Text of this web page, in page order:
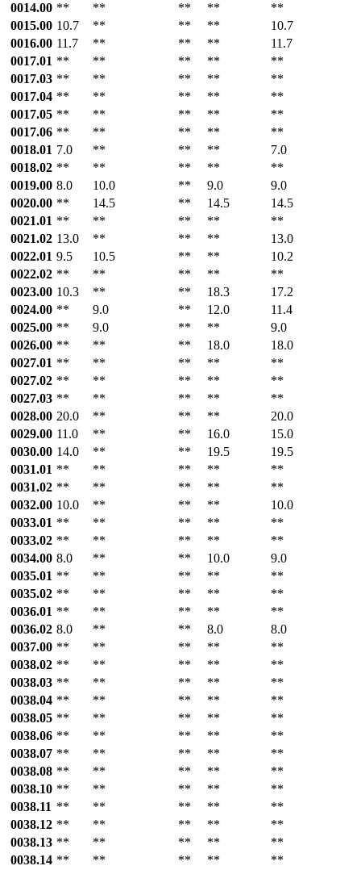
0014.00 ** ** ** **
**
0015.00 10.7 ** ** **
10.7
0016.00 11.7 ** ** **
11.7
0017.01 ** ** ** **
**
0017.03 ** ** ** **
**
0017.04 ** ** ** **
**
0017.05 ** ** ** **
**
0017.06 ** ** ** **
**
0018.01 7.0 ** ** **
7.0
0018.02 ** ** ** **
**
0019.00 8.0 10.0 ** 9.0
9.0
0020.00 ** 14.5 ** 14.5
14.5
0021.01 ** ** ** **
**
0021.02 13.0 ** ** **
13.0
0022.01 9.5 10.5 ** **
10.2
0022.02 ** ** ** **
**
0023.00 10.3 ** ** 18.3
17.2
0024.00 ** 9.0 ** 12.0
11.4
0025.00 ** 9.0 ** **
9.0
0026.00 ** ** ** 18.0
18.0
0027.01 ** ** ** **
**
0027.02 ** ** ** **
**
0027.03 ** ** ** **
**
0028.00 20.0 ** ** **
20.0
0029.00 11.0 ** ** 16.0
15.0
0030.00 14.0 ** ** 19.5
19.5
0031.01 ** ** ** **
**
0031.02 ** ** ** **
**
0032.00 10.0 ** ** **
10.0
0033.01 ** ** ** **
**
0033.02 ** ** ** **
**
0034.00 8.0 ** ** 10.0
9.0
0035.01 ** ** ** **
**
0035.02 ** ** ** **
**
0036.01 ** ** ** **
**
0036.02 8.0 ** ** 8.0
8.0
0037.00 ** ** ** **
**
0038.02 ** ** ** **
**
0038.03 ** ** ** **
**
0038.04 ** ** ** **
**
0038.05 ** ** ** **
**
0038.06 ** ** ** **
**
0038.07 ** ** ** **
**
0038.08 ** ** ** **
**
0038.10 ** ** ** **
**
0038.11 ** ** ** **
**
0038.12 ** ** ** **
**
0038.13 ** ** ** **
**
0038.14 ** ** ** **
**